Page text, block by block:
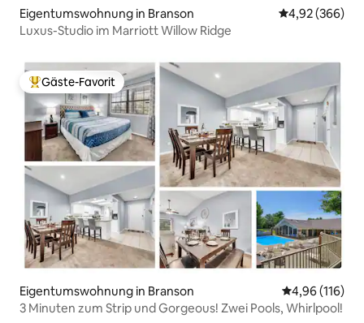
Eigentumswohnung in Branson
4,92 (366)
Luxus-Studio im Marriott Willow Ridge
Beliebter Gäste-Favorit.
Gäste-Favorit
Eigentumswohnung in Branson
4,96 (116)
3 Minuten zum Strip und Gorgeous! Zwei Pools, Whirlpool!